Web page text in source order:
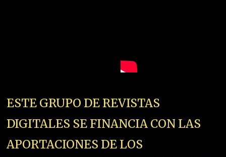
ESTE GRUPO DE REVISTAS
DIGITALES SE FINANCIA CON LAS
APORTACIONES DE LOS